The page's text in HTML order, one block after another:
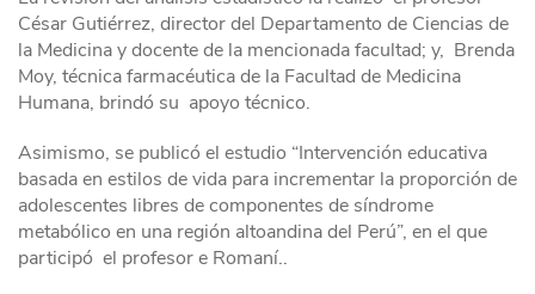
César Gutiérrez, director del Departamento de Ciencias de
la Medicina y docente de la mencionada facultad; y, Brenda
Moy, técnica farmacéutica de la Facultad de Medicina
Humana, brindó su apoyo técnico.
Asimismo, se publicó el estudio “Intervención educativa
basada en estilos de vida para incrementar la proporción de
adolescentes libres de componentes de síndrome
metabólico en una región altoandina del Perú”, en el que
participó el profesor e Romaní..